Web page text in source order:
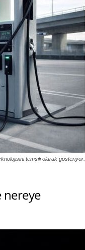
temsili olarak gösteriyor.
nereye